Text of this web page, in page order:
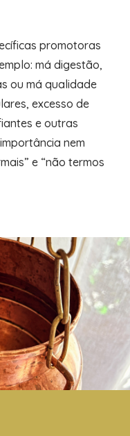
promotoras
má digestão,
ou má qualidade
excesso de
e outras
nem
e “não termos